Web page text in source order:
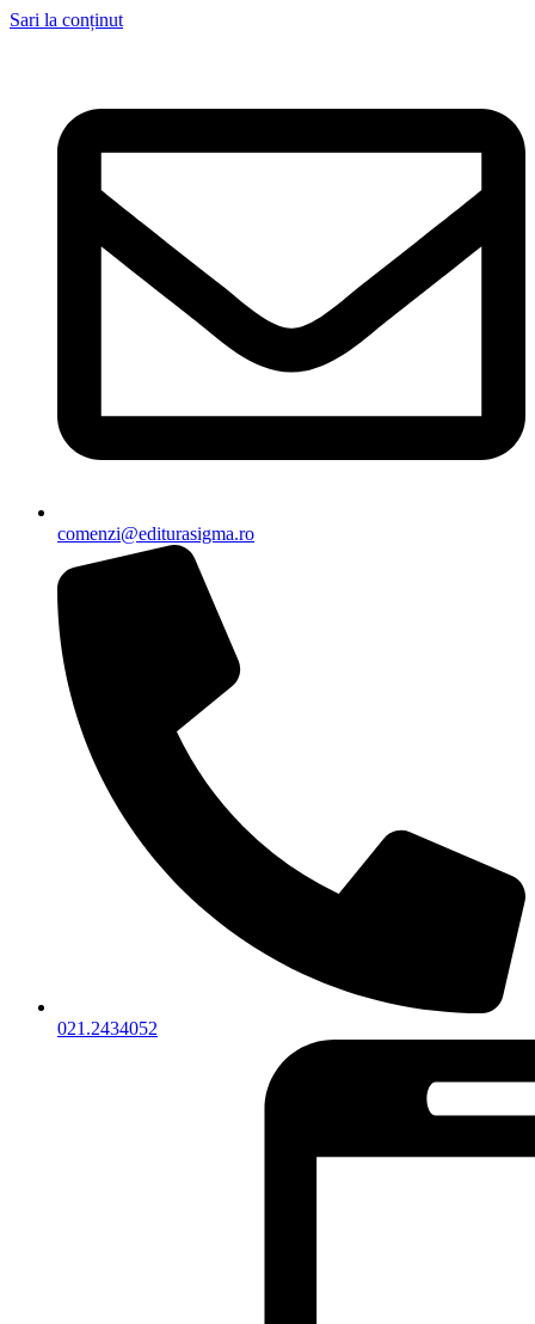
Sari la conținut
comenzi@editurasigma.ro
021.2434052